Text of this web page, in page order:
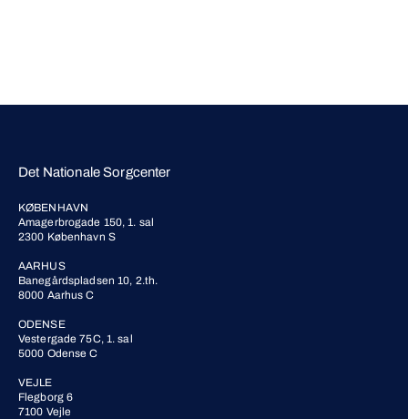
Det Nationale Sorgcenter
KØBENHAVN
Amagerbrogade 150, 1. sal
2300 København S
AARHUS
Banegårdspladsen 10, 2.th.
8000 Aarhus C
ODENSE
Vestergade 75C, 1. sal
5000 Odense C
VEJLE
Flegborg 6
7100 Vejle